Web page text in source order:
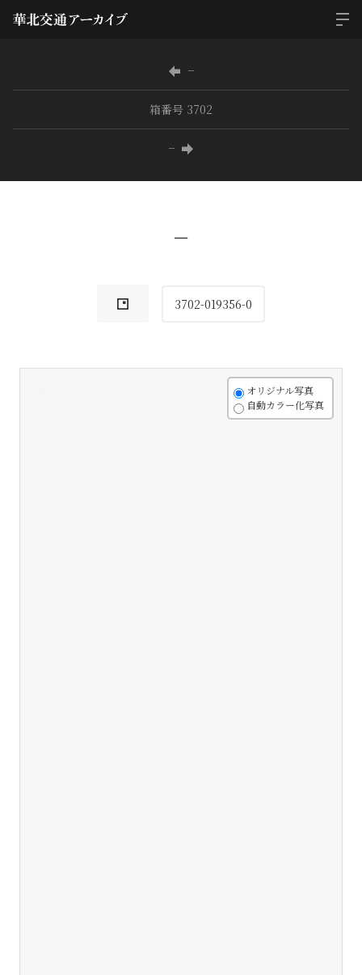
−
箱番号 3702
−
−
3702-019356-0
オリジナル写真
自動カラー化写真